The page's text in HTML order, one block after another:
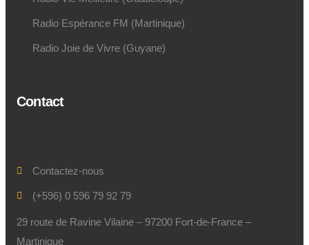
Radio Espérance FM (Martinique)
Radio Joie de Vivre (Guyane)
Contact
Contactez-nous
(+596) 0 596 79 92 79
29 route de Ravine Vilaine – 97200 Fort-de-France –
Martinique